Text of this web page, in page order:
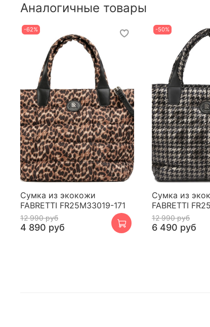
Аналогичные товары
-62%
Сумка из экокожи
FABRETTI FR25M33019-171
12 990 руб
4 890 руб
-50%
Сумка из
FABRETTI
12 990 руб
6 490 руб